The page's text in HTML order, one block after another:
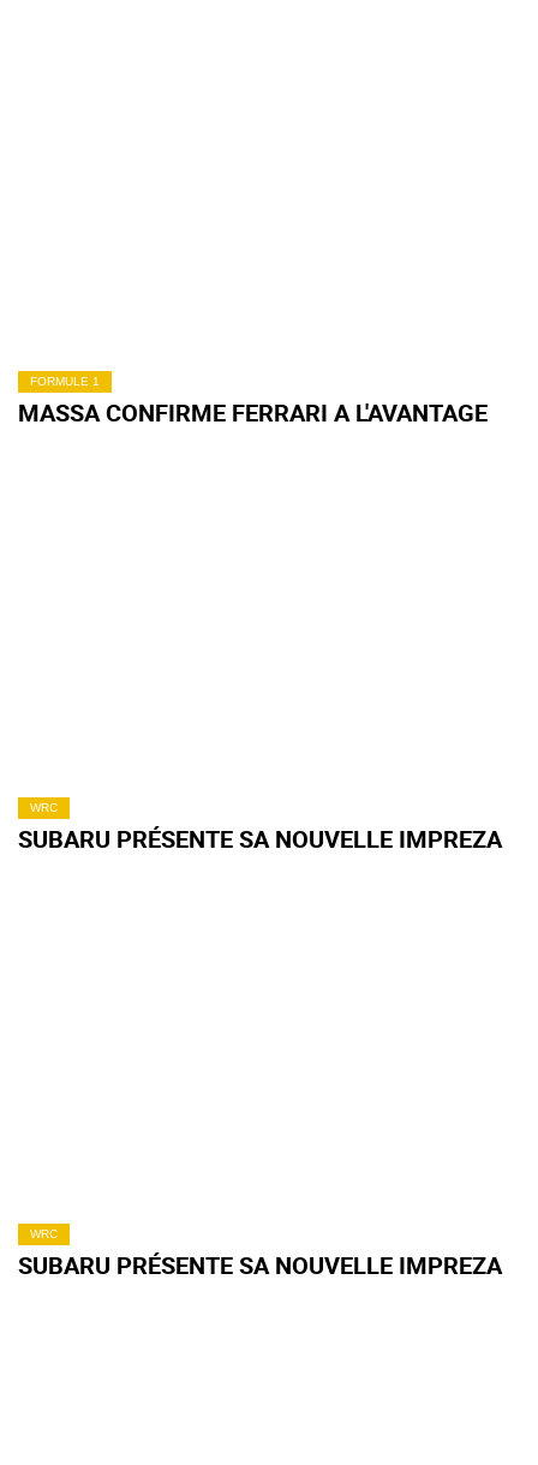
FORMULE 1
MASSA CONFIRME FERRARI A L'AVANTAGE
WRC
SUBARU PRÉSENTE SA NOUVELLE IMPREZA
WRC
SUBARU PRÉSENTE SA NOUVELLE IMPREZA